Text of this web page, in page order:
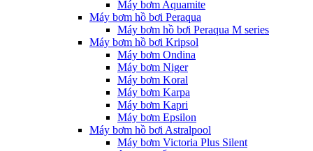
Máy bơm Aquamite
Máy bơm hồ bơi Peraqua
Máy bơm hồ bơi Peraqua M series
Máy bơm hồ bơi Kripsol
Máy bơm Ondina
Máy bơm Niger
Máy bơm Koral
Máy bơm Karpa
Máy bơm Kapri
Máy bơm Epsilon
Máy bơm hồ bơi Astralpool
Máy bơm Victoria Plus Silent